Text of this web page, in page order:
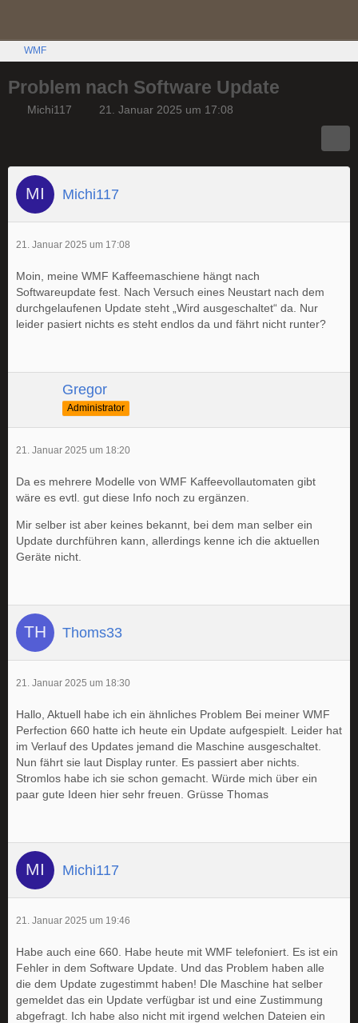
WMF
Problem nach Software Update
Michi117 21. Januar 2025 um 17:08
Michi117
21. Januar 2025 um 17:08
Moin, meine WMF Kaffeemaschiene hängt nach
Softwareupdate fest. Nach Versuch eines Neustart nach dem
durchgelaufenen Update steht „Wird ausgeschaltet“ da. Nur
leider pasiert nichts es steht endlos da und fährt nicht runter?
Gregor
Administrator
21. Januar 2025 um 18:20
Da es mehrere Modelle von WMF Kaffeevollautomaten gibt
wäre es evtl. gut diese Info noch zu ergänzen.
Mir selber ist aber keines bekannt, bei dem man selber ein
Update durchführen kann, allerdings kenne ich die aktuellen
Geräte nicht.
Thoms33
21. Januar 2025 um 18:30
Hallo, Aktuell habe ich ein ähnliches Problem Bei meiner WMF
Perfection 660 hatte ich heute ein Update aufgespielt. Leider hat
im Verlauf des Updates jemand die Maschine ausgeschaltet.
Nun fährt sie laut Display runter. Es passiert aber nichts.
Stromlos habe ich sie schon gemacht. Würde mich über ein
paar gute Ideen hier sehr freuen. Grüsse Thomas
Michi117
21. Januar 2025 um 19:46
Habe auch eine 660. Habe heute mit WMF telefoniert. Es ist ein
Fehler in dem Software Update. Und das Problem haben alle
die dem Update zugestimmt haben! DIe Maschine hat selber
gemeldet das ein Update verfügbar ist und eine Zustimmung
abgefragt. Ich habe also nicht mit irgend welchen Dateien ein